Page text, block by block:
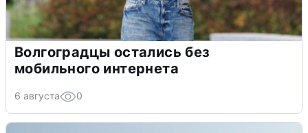
Волгоградцы остались без
мобильного интернета
6 августа 0